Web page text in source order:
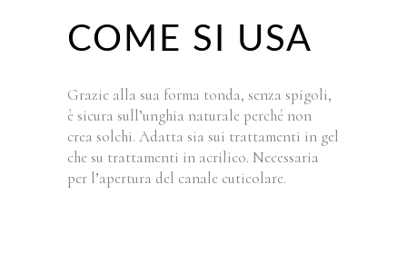
COME SI USA
Grazie alla sua forma tonda, senza spigoli,
è sicura sull’unghia naturale perché non
crea solchi. Adatta sia sui trattamenti in gel
che su trattamenti in acrilico. Necessaria
per l’apertura del canale cuticolare.